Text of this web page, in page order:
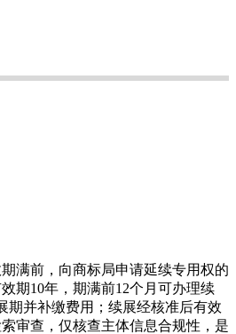
满前，向商标局申请延续专用权的
期10年，期满前12个月可办理续
期并补缴费用；续展经核准后有效
审查，仅核查主体信息合规性，是